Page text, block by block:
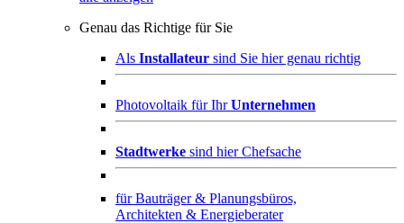
Genau das Richtige für Sie
Als Installateur sind Sie hier genau richtig
Photovoltaik für IhrUnternehmen
Stadtwerke sind hier Chefsache
fürBauträger & Planungsbüros,
Architekten & Energieberater